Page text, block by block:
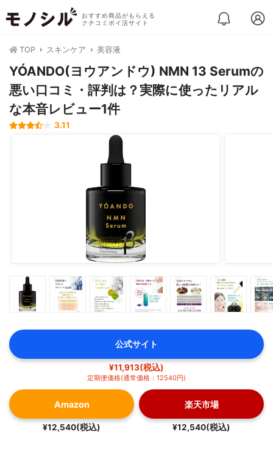
おすすめ商品がもらえる
クチコミポイ活サイト
TOP スキンケア 美容液
YÓANDO(ヨウアンドウ) NMN 13 Serumの
悪い口コミ・評判は？実際に使ったリアル
な本音レビュー1件
3.11
公式サイト
¥11,913(税込)
定期便価格(通常価格：12540円)
Amazon
¥12,540(税込)
楽天市場
¥12,540(税込)